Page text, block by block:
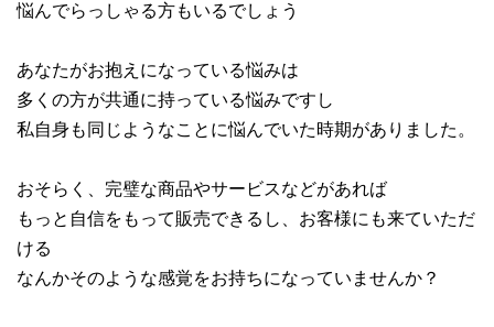
悩んでらっしゃる方もいるでしょう
あなたがお抱えになっている悩みは
多くの方が共通に持っている悩みですし
私自身も同じようなことに悩んでいた時期がありました。
おそらく、完璧な商品やサービスなどがあれば
もっと自信をもって販売できるし、お客様にも来ていただ
ける
なんかそのような感覚をお持ちになっていませんか？